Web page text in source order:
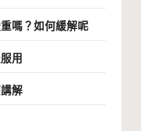
嗎？如何緩解呢
用
解